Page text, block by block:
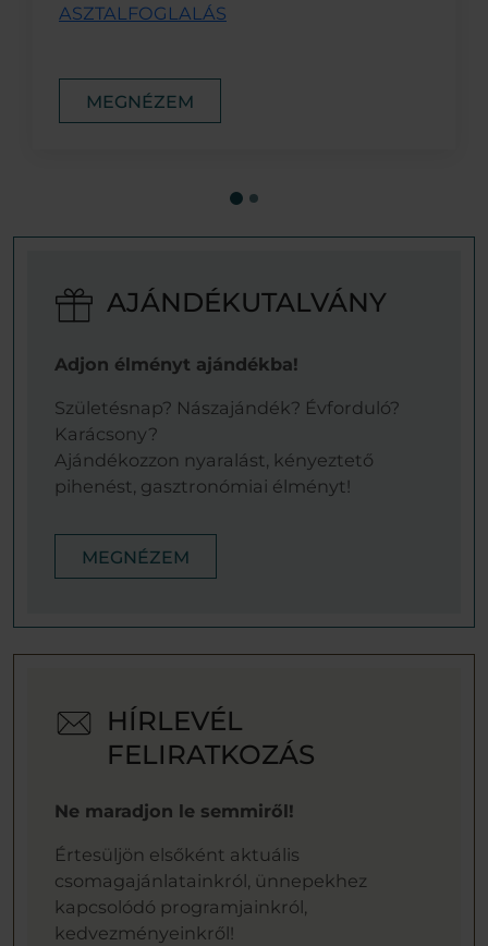
ASZTALFOGLALÁS
MEGNÉZEM
AJÁNDÉKUTALVÁNY
Adjon élményt ajándékba!
Születésnap? Nászajándék? Évforduló?
Karácsony?
Ajándékozzon nyaralást, kényeztető
pihenést, gasztronómiai élményt!
MEGNÉZEM
HÍRLEVÉL
FELIRATKOZÁS
Ne maradjon le semmiről!
Értesüljön elsőként aktuális
csomagajánlatainkról, ünnepekhez
kapcsolódó programjainkról,
kedvezményeinkről!